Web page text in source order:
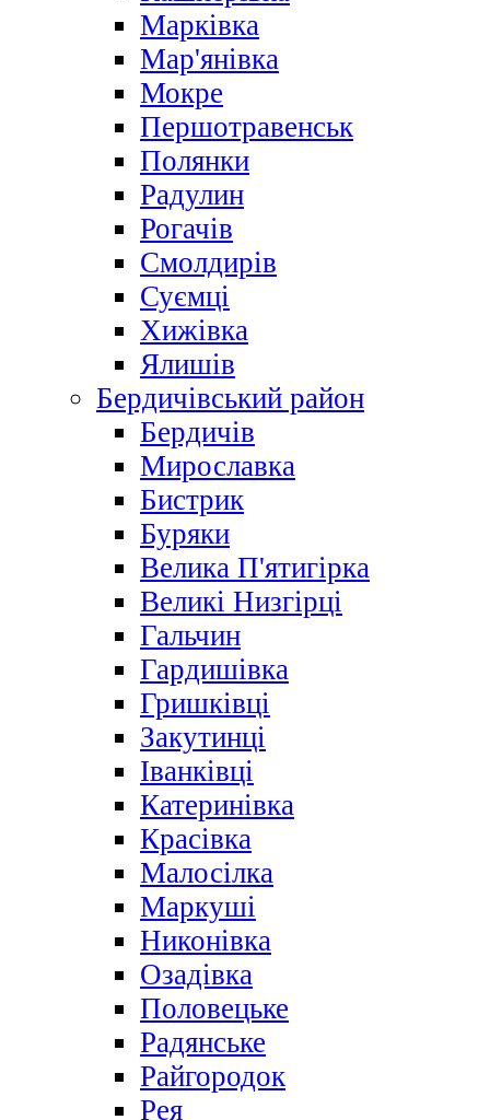
Марківка
Мар'янівка
Мокре
Першотравенськ
Полянки
Радулин
Рогачів
Смолдирів
Суємці
Хижівка
Ялишів
Бердичівський район
Бердичів
Мирославка
Бистрик
Буряки
Велика П'ятигірка
Великі Низгірці
Гальчин
Гардишівка
Гришківці
Закутинці
Іванківці
Катеринівка
Красівка
Малосілка
Маркуші
Никонівка
Озадівка
Половецьке
Радянське
Райгородок
Рея